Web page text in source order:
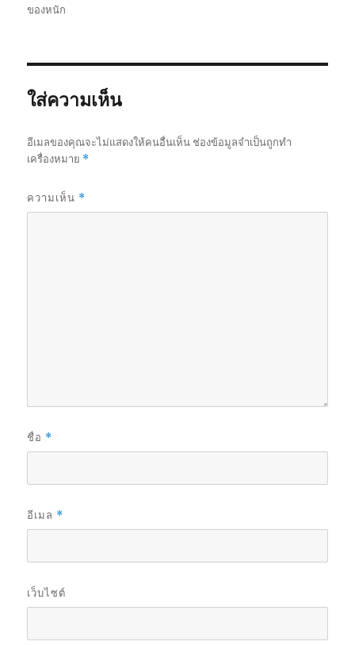
ของหนัก
ใส่ความเห็น
อีเมลของคุณจะไม่แสดงให้คนอื่นเห็น ช่องข้อมูลจำเป็นถูกทำ
เครื่องหมาย *
ความเห็น *
ชื่อ *
อีเมล *
เว็บไซต์